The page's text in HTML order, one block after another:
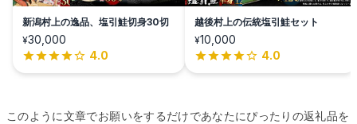
新潟村上の逸品、塩引鮭切身30切
¥30,000
4.0
越後村上の伝統塩引鮭セット
¥10,000
4.0
このように文章でお願いをするだけであなたにぴったりの返礼品を